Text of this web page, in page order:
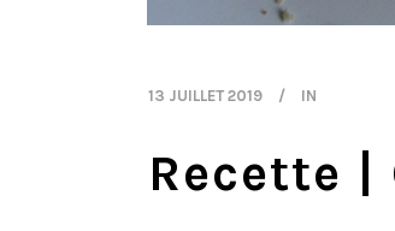
13 JUILLET 2019 IN
Recette